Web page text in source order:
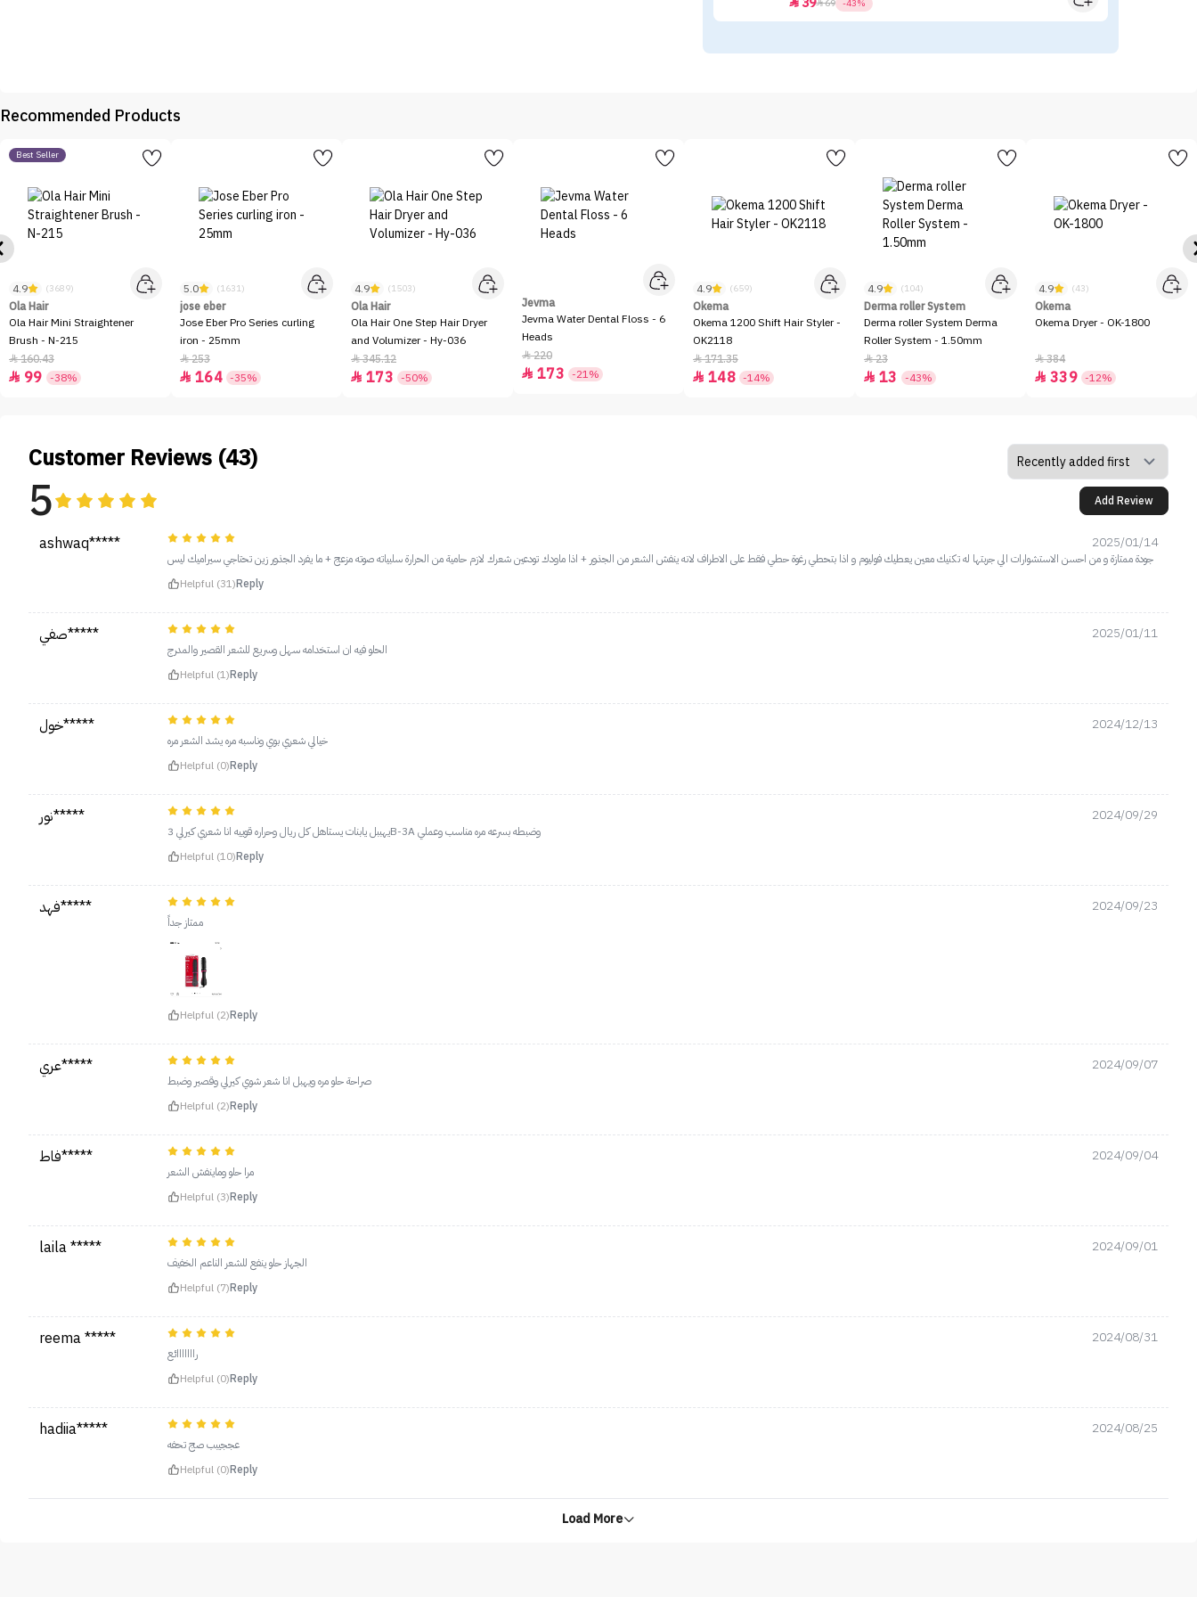
69 -43%
Recommended Products
Best Seller
4.9 (3689)
Ola Hair
Ola Hair Mini Straightener
Brush - N-215
160.43
 99 -38%
5.0 (1631)
jose eber
Jose Eber Pro Series curling
iron - 25mm
253
 164 -35%
4.9 (1503)
Ola Hair
Ola Hair One Step Hair Dryer
and Volumizer - Hy-036
345.12
 173 -50%
Jevma
Jevma Water Dental Floss - 6
Heads
220
 173 -21%
4.9 (659)
Okema
Okema 1200 Shift Hair Styler -
OK2118
171.35
 148 -14%
4.9 (104)
Derma roller System
Derma roller System Derma
Roller System - 1.50mm
23
 13 -43%
4.9 (43)
Okema
Okema Dryer - OK-1800
384
 339 -12%
Customer Reviews (43)
5 Add Review
ashwaq***** 2025/01/14
جودة ممتازة و من احسن الاستشوارات الي جربتها له تكنيك معين يعطيك فوليوم و اذا بتحطي رغوة حطي فقط على الاطراف لانه ينفش الشعر من الجذور + اذا ماودك تودعين شعرك لازم حامية من الحرارة سلبياته صوته مزعج + ما يفرد الجذور زين تحتاجي سيراميك ليس
Helpful (31)Reply
صفي***** 2025/01/11
الحلو فيه ان استخدامه سهل وسريع للشعر القصير والمدرج
Helpful (1)Reply
خول***** 2024/12/13
خيالي شعري بوي وناسبه مره يشد الشعر مره
Helpful (0)Reply
نور***** 2024/09/29
يهببل يابنات يستاهل كل ريال وحراره قوييه انا شعري كيرلي 3B-3A وضبطه بسرعه مره مناسب وعملي
Helpful (10)Reply
فهد***** 2024/09/23
ممتاز جداً
Helpful (2)Reply
عري***** 2024/09/07
صراحة حلو مره ويهبل انا شعر شوي كيرلي وقصير وضبط
Helpful (2)Reply
فاط***** 2024/09/04
مرا حلو وماينفش الشعر
Helpful (3)Reply
laila ***** 2024/09/01
الجهاز حلو ينفع للشعر الناعم الخفيف
Helpful (7)Reply
reema ***** 2024/08/31
رااااااائع
Helpful (0)Reply
hadiia***** 2024/08/25
عججيبب صج تحفه
Helpful (0)Reply
Load More